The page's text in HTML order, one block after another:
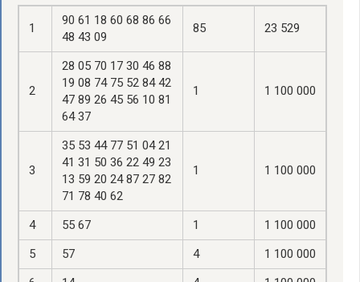
1
90 61 18 60 68 86 66
48 43 09
85 23 529
2
28 05 70 17 30 46 88
19 08 74 75 52 84 42
47 89 26 45 56 10 81
64 37
1 1 100 000
3
35 53 44 77 51 04 21
41 31 50 36 22 49 23
13 59 20 24 87 27 82
71 78 40 62
1 1 100 000
4 55 67 1
1 100 000
5
57 4
1 100 000